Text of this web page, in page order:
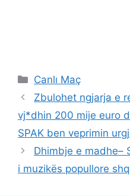
Categories
Canlı Maç
Zbulohet ngjarja e
vj*dhin 200 mije euro
SPAK ben veprimin
Dhimbje e madhe–
i muzikës popullore